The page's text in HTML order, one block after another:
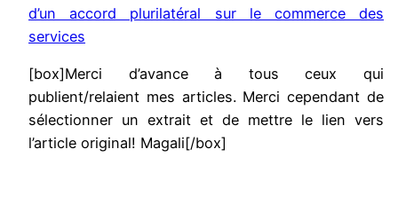
d’un accord plurilatéral sur le commerce des
services
[box]Merci d’avance à tous ceux qui
publient/relaient mes articles. Merci cependant de
sélectionner un extrait et de mettre le lien vers
l’article original! Magali[/box]